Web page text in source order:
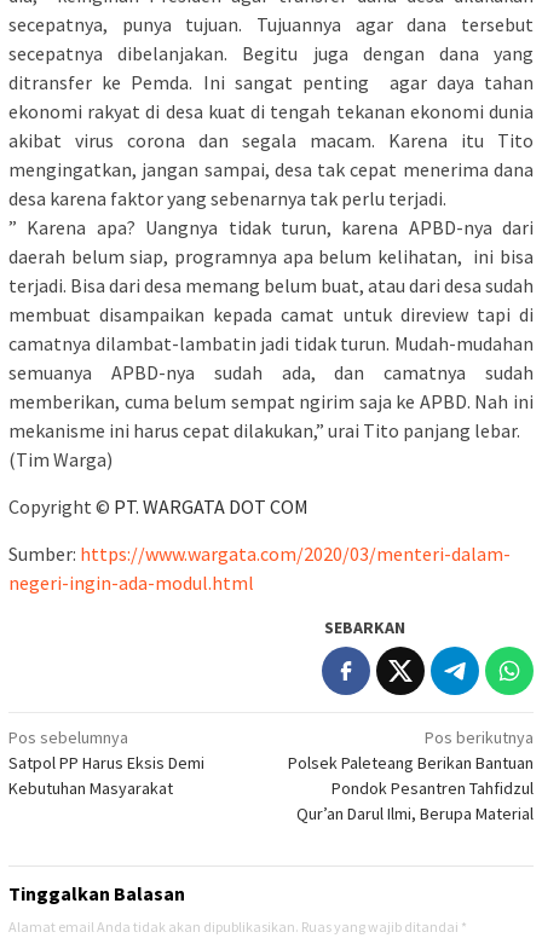
secepatnya, punya tujuan. Tujuannya agar dana tersebut
secepatnya dibelanjakan. Begitu juga dengan dana yang
ditransfer ke Pemda. Ini sangat penting agar daya tahan
ekonomi rakyat di desa kuat di tengah tekanan ekonomi dunia
akibat virus corona dan segala macam. Karena itu Tito
mengingatkan, jangan sampai, desa tak cepat menerima dana
desa karena faktor yang sebenarnya tak perlu terjadi.
” Karena apa? Uangnya tidak turun, karena APBD-nya dari
daerah belum siap, programnya apa belum kelihatan, ini bisa
terjadi. Bisa dari desa memang belum buat, atau dari desa sudah
membuat disampaikan kepada camat untuk direview tapi di
camatnya dilambat-lambatin jadi tidak turun. Mudah-mudahan
semuanya APBD-nya sudah ada, dan camatnya sudah
memberikan, cuma belum sempat ngirim saja ke APBD. Nah ini
mekanisme ini harus cepat dilakukan,” urai Tito panjang lebar.
(Tim Warga)
Copyright © PT. WARGATA DOT COM
Sumber: https://www.wargata.com/2020/03/menteri-dalam-
negeri-ingin-ada-modul.html
SEBARKAN
Navigasi
pos
Pos sebelumnya
Satpol PP Harus Eksis Demi
Kebutuhan Masyarakat
Pos berikutnya
Polsek Paleteang Berikan Bantuan
Pondok Pesantren Tahfidzul
Qur’an Darul Ilmi, Berupa Material
Tinggalkan Balasan
Alamat email Anda tidak akan dipublikasikan. Ruas yang wajib ditandai *